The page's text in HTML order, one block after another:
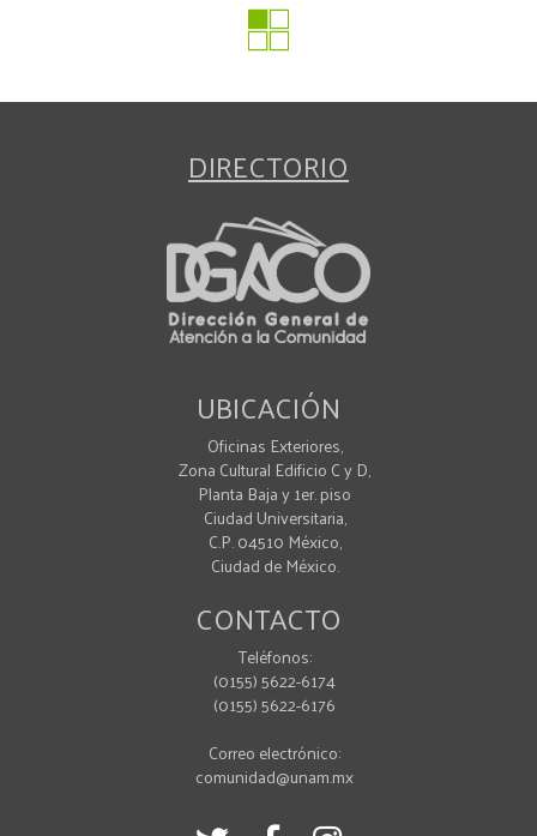
DIRECTORIO
UBICACIÓN
Oficinas Exteriores,
Zona Cultural Edificio C y D,
Planta Baja y 1er. piso
Ciudad Universitaria,
C.P. 04510 México,
Ciudad de México.
CONTACTO
Teléfonos:
(0155) 5622-6174
(0155) 5622-6176
Correo electrónico:
comunidad@unam.mx